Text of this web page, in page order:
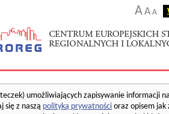
AA A
umożliwiających zapisywanie informacji
się z naszą polityką prywatności oraz opisem jak